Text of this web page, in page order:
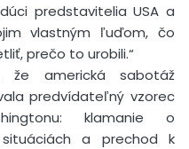
predstavitelia USA a
vlastným ľuďom, čo
prečo to urobili.“
že americká sabotáž
predvídateľný vzorec
klamanie o
a prechod k